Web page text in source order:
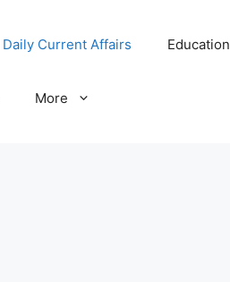
Daily Current Affairs Education
More